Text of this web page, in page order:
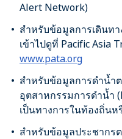
Alert Network)
สำหรับข้อมูลการเดินท
เข้าไปดูที่ Pacific Asia
www.pata.org
สำหรับข้อมูลการดำน้ำ
อุตสาหกรรมการดำน้ำ
เป็นทางการในท้องถิ่น
สำหรับข้อมูลประชากร